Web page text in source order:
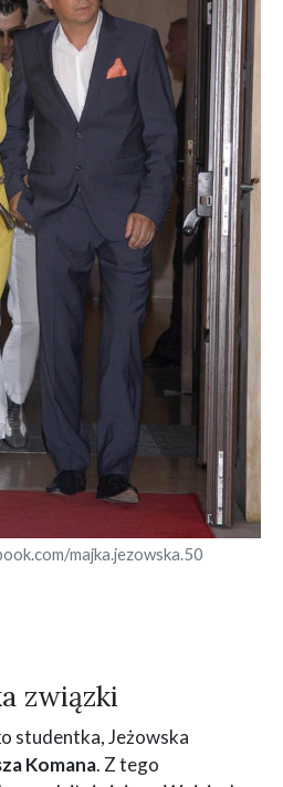
majka.jezowska.50
związki
studentka, Jeżowska
Komana. Z tego